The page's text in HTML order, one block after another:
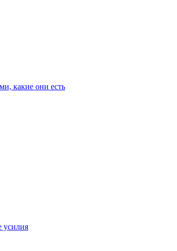
какие они есть
усилия